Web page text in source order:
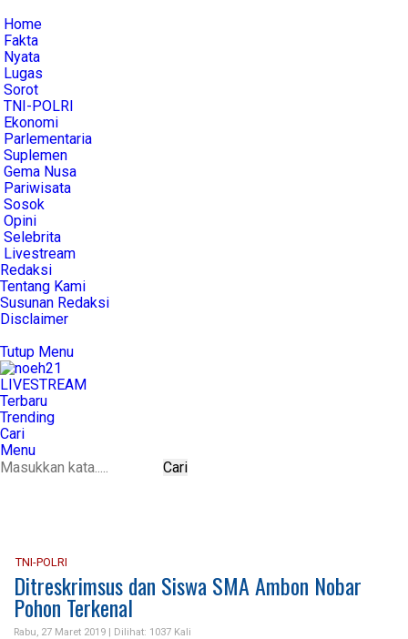
Home
Fakta
Nyata
Lugas
Sorot
TNI-POLRI
Ekonomi
Parlementaria
Suplemen
Gema Nusa
Pariwisata
Sosok
Opini
Selebrita
Livestream
Redaksi
Tentang Kami
Susunan Redaksi
Disclaimer
Tutup Menu
LIVESTREAM
Terbaru
Trending
Cari
Menu
Cari
TNI-POLRI
Ditreskrimsus dan Siswa SMA Ambon Nobar
Pohon Terkenal
Rabu, 27 Maret 2019 | Dilihat: 1037 Kali